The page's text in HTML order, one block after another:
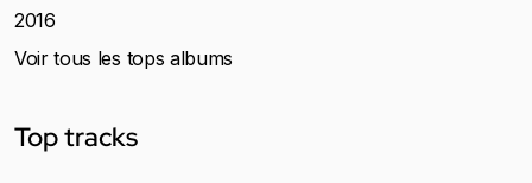
2016
Voir tous les tops albums
Top tracks